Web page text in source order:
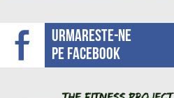
Urmareste-ne
pe facebook